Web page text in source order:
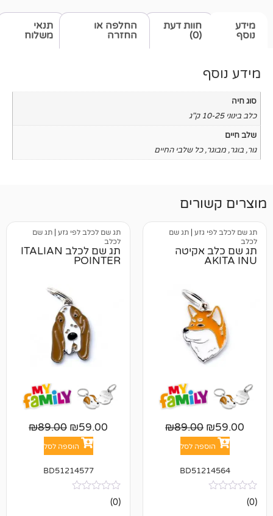
תנאי
משלוח
חוות דעת
החלפה או
החזרה
כל שלבי החיים
|תג שם
₪89.00
תג שם לכלב לפי גזע |תג שם
תג שם לכלב ITALIAN
59.00
₪89.00